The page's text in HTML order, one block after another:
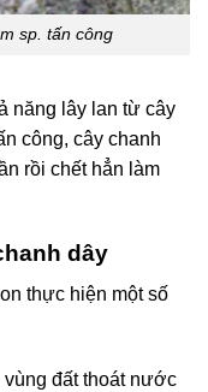
sp. tấn công
năng lây lan từ cây
công, cây chanh
rồi chết hẳn làm
dây
thực hiện một số
đất thoát nước